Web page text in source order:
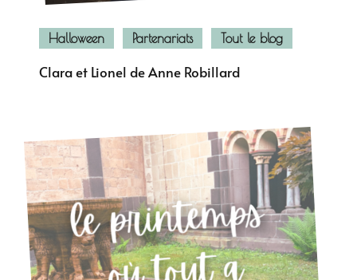
Halloween Partenariats Tout le blog
Clara et Lionel de Anne Robillard